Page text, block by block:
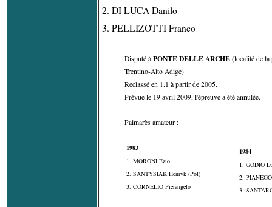
2. DI LUCA Danilo
3. PELLIZOTTI Franco
Disputé à PONTE DELLE ARCHE (localité de la
Trentino-Alto Adige)
Reclassé en 1.1 à partir de 2005.
Prévue le 19 avril 2009, l'épreuve a été annulée.
Palmarès amateur :
1983
1. MORONI Ezio
2. SANTYSIAK Henryk (Pol)
3. CORNELIO Pierangelo
1984
1. GODIO
2.
3.